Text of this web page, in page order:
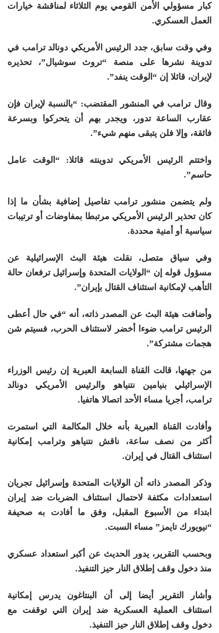
كبار مسؤولي الأمن القومي يوم الثلاثاء لمناقشة خيارات
العمل العسكري.
وفي وقت سابق، جدد الرئيس الأمريكي دونالد ترامب في
تدوينة نشرها على منصة “تروث سوشيال”، تحذيره
لإيران، قائلا إن “الوقت ينفد”.
وقال ترامب في المنشور المقتضب: “بالنسبة لإيران فإن
عقارب الساعة تدور، ويجدر بهم أن يتحركوا وبسرعة
فائقة، وإلا فلن يتبقى منهم شيء”.
واختتم الرئيس الأمريكي تدوينته قائلا: “الوقت عامل
حاسم”.
ولم يتضمن منشور ترامب تفاصيل إضافية بشأن ما إذا
كان تحذير الرئيس الأمريكي مرتبطا بمفاوضات أو ترتيبات
سياسية أو أمنية محددة.
وفي سياق متصل، نقلت هيئة البث الإسرائيلية عن
مسؤول قوله إن “الولايات المتحدة وإسرائيل ترفعان حالة
التأهب لإمكانية استئناف القتال بإيران”.
وأضافت هيئة البث عن المصدر ذاته، أنه “في حال أعطى
الرئيس ترامب ضوءا أخضر لاستئناف الحرب، فسيتم شن
هجمات مشتركة”.
من جهتها، قالت القناة السابعة العبرية إن رئيس الوزراء
الإسرائيلي بنيامين نتنياهو والرئيس الأمريكي دونالد
ترامب، أجريا مساء الأحد اتصالا هاتفيا.
وأفادت القناة العبرية بأنه خلال المكالمة التي استمرت
أكثر من نصف ساعة، ناقش نتنياهو وترامب إمكانية
استئناف القتال في إيران.
وذكر المصدر ذاته أن الولايات المتحدة وإسرائيل تجريان
استعدادات مكثفة لاحتمال استئناف الضربات ضد إيران
ابتداء من الأسبوع المقبل، وفق ما أفادت به صحيفة
“نيويورك تايمز” مساء السبت.
وبحسب التقرير، يدور الحديث عن أكبر استعداد عسكري
منذ دخول وقف إطلاق النار حيز التنفيذ.
وأشار التقرير أيضا إلى أن البنتاغون يدرس إمكانية
استئناف العملية العسكرية ضد إيران التي توقفت مع
دخول وقف إطلاق النار حيز التنفيذ.